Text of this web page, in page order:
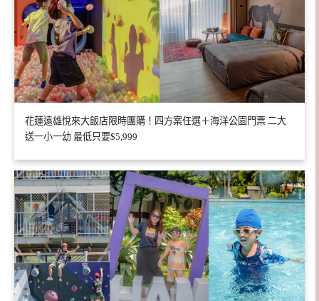
花蓮遠雄悅來大飯店限時團購！四方案任選＋海洋公園門票 二大
送一小一幼 最低只要$5,999